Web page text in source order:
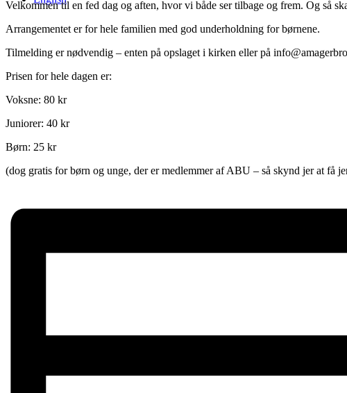
Velkommen til en fed dag og aften, hvor vi både ser tilbage og frem. Og så
Arrangementet er for hele familien med god underholdning for børnene.
Tilmelding er nødvendig – enten på opslaget i kirken eller på
Prisen for hele dagen er:
Voksne: 80 kr
Juniorer: 40 kr
Børn: 25 kr
(dog gratis for børn og unge, der er medlemmer af ABU – så skynd jer at få